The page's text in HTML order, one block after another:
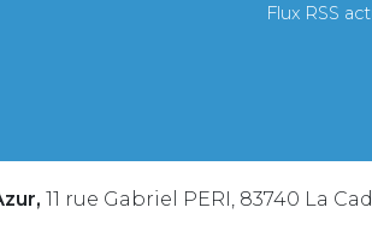
Flux RSS
11 rue Gabriel PERI, 83740 La